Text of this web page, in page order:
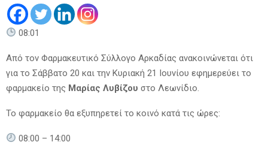
08:01
Από τον Φαρμακευτικό Σύλλογο Αρκαδίας ανακοινώνεται ότι
για το Σάββατο 20 και την Κυριακή 21 Ιουνίου εφημερεύει το
φαρμακείο της Μαρίας Λυβίζου στο Λεωνίδιο.
Το φαρμακείο θα εξυπηρετεί το κοινό κατά τις ώρες:
08:00 – 14:00